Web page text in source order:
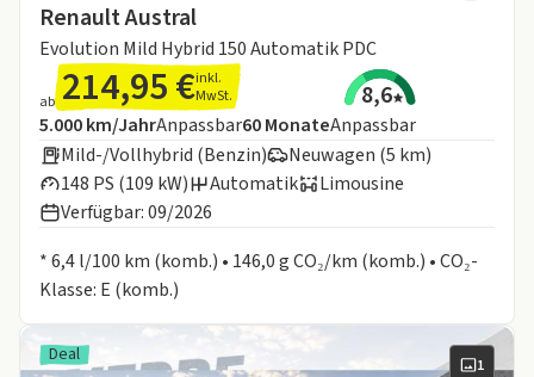
Renault Austral
Evolution Mild Hybrid 150 Automatik PDC
ab 214,95 €inkl.
MwSt.
8,6
Angebotsdetails:
Inklusive Laufleistung
5.000 km/JahrAnpassbarLaufzeit
60MonateAnpassbar
Mild-/Vollhybrid (Benzin)
Neuwagen (5 km)
148 PS (109 kW)
Automatik
Limousine
Verfügbar: 09/2026
* 6,4 l/100 km (komb.) • 146,0 g CO₂/km (komb.) • CO₂-
Klasse: E (komb.)
1
Deal